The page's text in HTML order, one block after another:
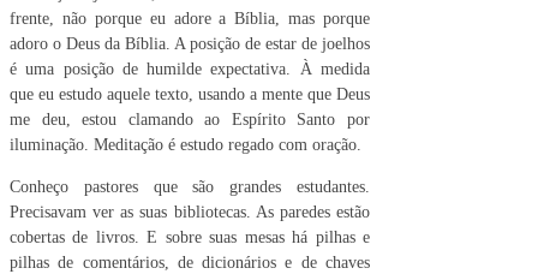
frente, não porque eu adore a Bíblia, mas porque
adoro o Deus da Bíblia. A posição de estar de joelhos
é uma posição de humilde expectativa. À medida
que eu estudo aquele texto, usando a mente que Deus
me deu, estou clamando ao Espírito Santo por
iluminação. Meditação é estudo regado com oração.
Conheço pastores que são grandes estudantes.
Precisavam ver as suas bibliotecas. As paredes estão
cobertas de livros. E sobre suas mesas há pilhas e
pilhas de comentários, de dicionários e de chaves